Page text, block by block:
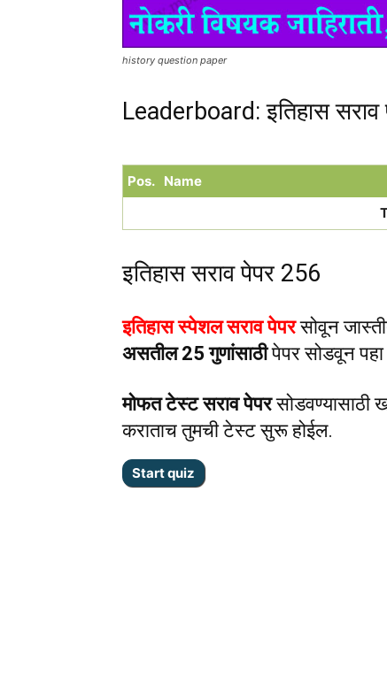
history question paper
Leaderboard: इतिहास
Pos. Name
इतिहास सराव पेपर 256
इतिहास स्पेशल सराव पेपरसोवून
असतील 25 गुणांसाठीपेपर सोडवून पहा
मोफत टेस्ट सराव पेपरसोडवण्यासाठी
कराताच तुमची टेस्ट सुरू होईल.